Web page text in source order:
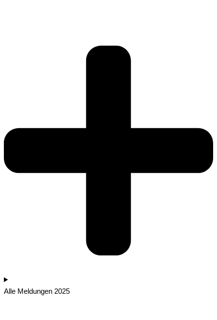
Alle Meldungen 2025